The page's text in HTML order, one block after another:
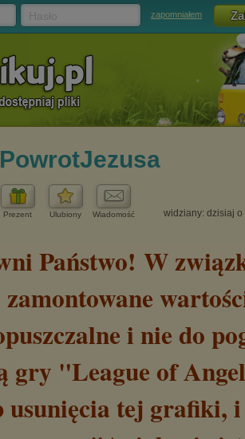
zapomniałem
PowrotJezusa
Prezent Ulubiony Wiadomość widziany: dzisiaj o